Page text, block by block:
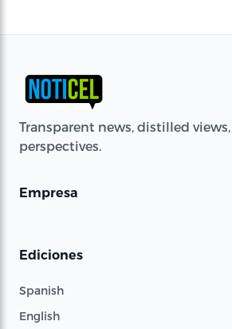
Transparent news, distilled
perspectives.
Empresa
Ediciones
Spanish
English